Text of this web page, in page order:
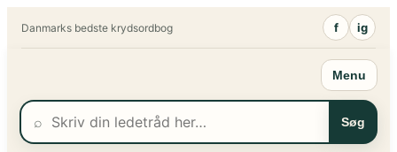
Danmarks bedste krydsordbog f ig
Menu
⌕ Søg